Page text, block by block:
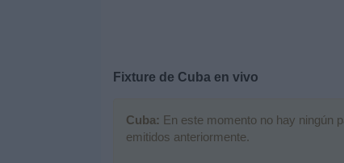
Fixture de Cubaen vivo
Cuba: En este momento no hay ningún
emitidos anteriormente.